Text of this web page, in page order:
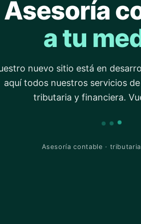
Asesoría
a tu
nuevo sitio está en
aquí todos nuestros servicios
tributaria y financiera.
Asesoría contable ·